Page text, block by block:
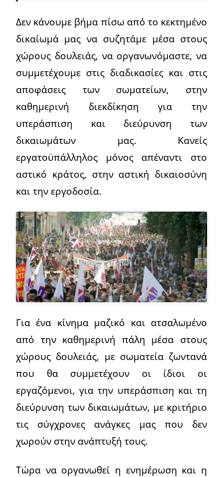
Δεν κάνουμε βήμα πίσω από το κεκτημένο
δικαίωμά μας να συζητάμε μέσα στους
χώρους δουλειάς, να οργανωνόμαστε, να
συμμετέχουμε στις διαδικασίες και στις
αποφάσεις των σωματείων, στην
καθημερινή διεκδίκηση για την
υπεράσπιση και διεύρυνση των
δικαιωμάτων μας. Κανείς
εργατοϋπάλληλος μόνος απέναντι στο
αστικό κράτος, στην αστική δικαιοσύνη
και την εργοδοσία.
Για ένα κίνημα μαζικό και ατσαλωμένο
από την καθημερινή πάλη μέσα στους
χώρους δουλειάς, με σωματεία ζωντανά
που θα συμμετέχουν οι ίδιοι οι
εργαζόμενοι, για την υπεράσπιση και τη
διεύρυνση των δικαιωμάτων, με κριτήριο
τις σύγχρονες ανάγκες μας που δεν
χωρούν στην ανάπτυξή τους.
Τώρα να οργανωθεί η ενημέρωση και η